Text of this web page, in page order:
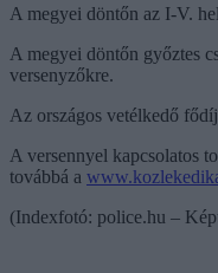
A megyei döntőn az I-V.
A megyei döntőn győztes
versenyzőkre.
Az országos vetélkedő
A versennyel kapcsolatos
továbbá a
(Indexfotó: police.hu –